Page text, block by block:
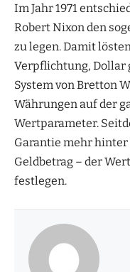
Im Jahr 1971
Robert Nixon den
zu legen. Damit
Verpflichtung, Dollar
System von Bretton
Währungen auf der
Wertparameter.
Garantie mehr
Geldbetrag – der
festlegen.